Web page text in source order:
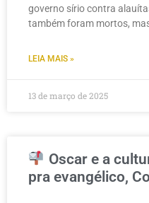
governo sírio contra
também foram mortos,
LEIA MAIS »
13 de março de 2025
Oscar e a
pra evangélico,